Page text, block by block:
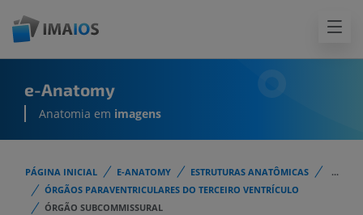
e-Anatomy
Anatomia em imagens
PÁGINA INICIAL E-ANATOMY ESTRUTURAS ANATÔMICAS
...
ÓRGÃOS PARAVENTRICULARES DO TERCEIRO VENTRÍCULO
ÓRGÃO SUBCOMMISSURAL